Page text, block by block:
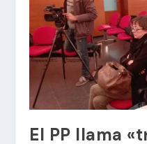
El PP llama